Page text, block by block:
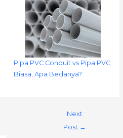
Pipa PVC Conduit vs Pipa PVC
Biasa, Apa Bedanya?
Next
Post →